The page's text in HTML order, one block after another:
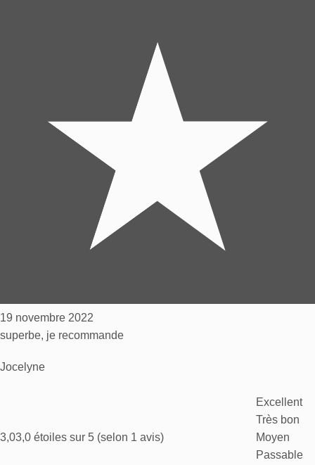
19 novembre 2022
superbe, je recommande
Jocelyne
3,03,0 étoiles sur 5 (selon 1 avis)
Excellent
Très bon
Moyen
Passable